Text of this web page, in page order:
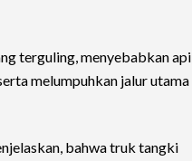
terguling, menyebabkan api
melumpuhkan jalur utama
bahwa truk tangki